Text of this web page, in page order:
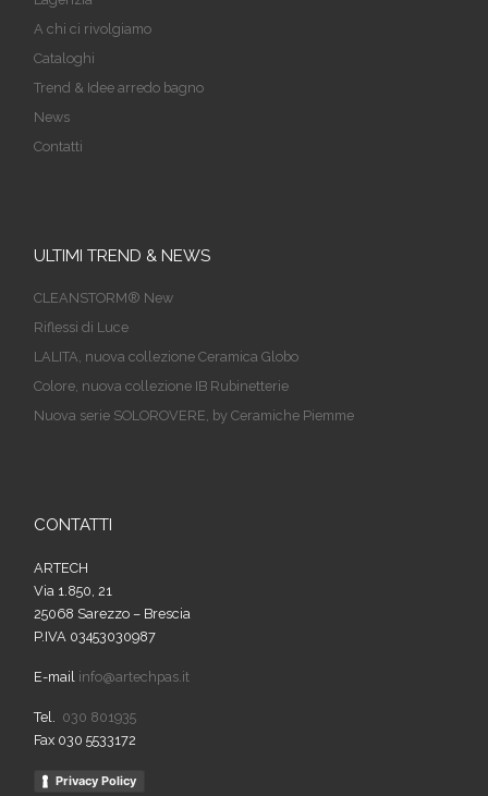
A chi ci rivolgiamo
Cataloghi
Trend & Idee arredo bagno
News
Contatti
ULTIMI TREND & NEWS
CLEANSTORM® New
Riflessi di Luce
LALITA, nuova collezione Ceramica Globo
Colore, nuova collezione IB Rubinetterie
Nuova serie SOLOROVERE, by Ceramiche Piemme
CONTATTI
ARTECH
Via 1.850, 21
25068 Sarezzo – Brescia
P.IVA 03453030987
E-mail info@artechpas.it
Tel. 030 801935
Fax 030 5533172
Privacy Policy